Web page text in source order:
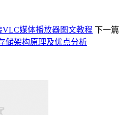
VLC媒体播放器图文教程 下一篇
储架构原理及优点分析